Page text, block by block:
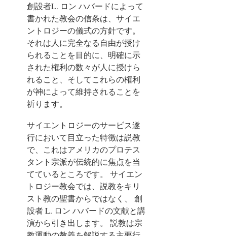
創設者L. ロン ハバードによって
書かれた教会の信条は、サイエ
ントロジーの儀式の方針です。
それは人に完全なる自由が授け
られることを目的に、明確に示
された権利の数々が人に授けら
れること、そしてこれらの権利
が神によって維持されることを
祈ります。
サイエントロジーのサービス遂
行において目立った特徴は説教
で、これはアメリカのプロテス
タント宗派が伝統的に焦点を当
てているところです。
サイエン
トロジー教会では、説教をキリ
スト教の聖書からではなく、 創
設者 L. ロン ハバードの文献と講
演から引き出します。 説教は宗